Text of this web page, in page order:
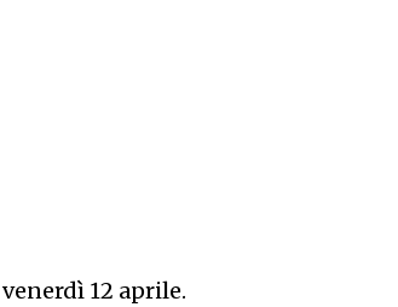
12 aprile.